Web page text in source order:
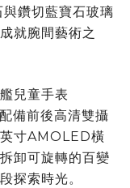
鑽切藍寶石玻璃
就腕間藝術之
兒童手表
備前後高清雙攝
寸AMOLED橫
卸可旋轉的百變
探索時光。